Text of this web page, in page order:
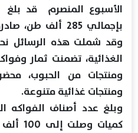
الغذائية، تضمنت ثمار
ومنتجات من الحبوب،
ومنتجات غذائية متنوعة.